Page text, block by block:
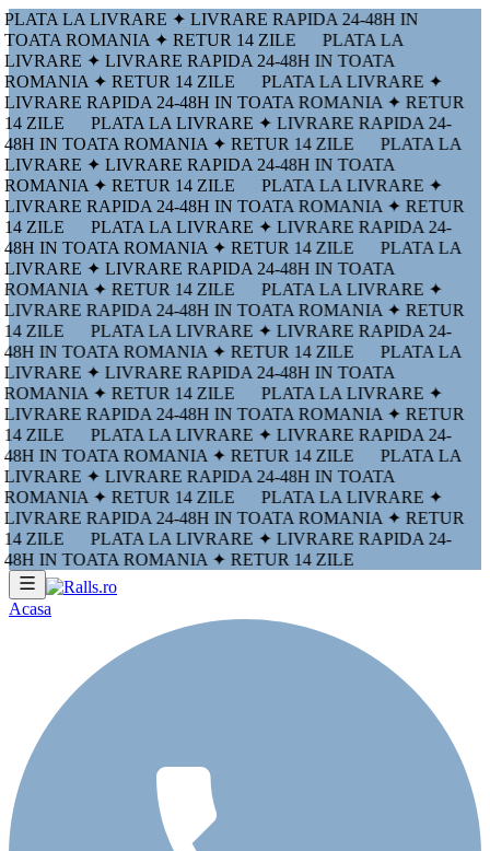
PLATA LA LIVRARE ✦ LIVRARE RAPIDA 24-48H IN
TOATA ROMANIA ✦ RETUR 14 ZILE
PLATA LA
LIVRARE ✦ LIVRARE RAPIDA 24-48H IN TOATA
ROMANIA ✦ RETUR 14 ZILE
PLATA LA LIVRARE ✦
LIVRARE RAPIDA 24-48H IN TOATA ROMANIA ✦ RETUR
14 ZILE
PLATA LA LIVRARE ✦ LIVRARE RAPIDA 24-
48H IN TOATA ROMANIA ✦ RETUR 14 ZILE
PLATA LA
LIVRARE ✦ LIVRARE RAPIDA 24-48H IN TOATA
ROMANIA ✦ RETUR 14 ZILE
PLATA LA LIVRARE ✦
LIVRARE RAPIDA 24-48H IN TOATA ROMANIA ✦ RETUR
14 ZILE
PLATA LA LIVRARE ✦ LIVRARE RAPIDA 24-
48H IN TOATA ROMANIA ✦ RETUR 14 ZILE
PLATA LA
LIVRARE ✦ LIVRARE RAPIDA 24-48H IN TOATA
ROMANIA ✦ RETUR 14 ZILE
PLATA LA LIVRARE ✦
LIVRARE RAPIDA 24-48H IN TOATA ROMANIA ✦ RETUR
14 ZILE
PLATA LA LIVRARE ✦ LIVRARE RAPIDA 24-
48H IN TOATA ROMANIA ✦ RETUR 14 ZILE
PLATA LA
LIVRARE ✦ LIVRARE RAPIDA 24-48H IN TOATA
ROMANIA ✦ RETUR 14 ZILE
PLATA LA LIVRARE ✦
LIVRARE RAPIDA 24-48H IN TOATA ROMANIA ✦ RETUR
14 ZILE
PLATA LA LIVRARE ✦ LIVRARE RAPIDA 24-
48H IN TOATA ROMANIA ✦ RETUR 14 ZILE
PLATA LA
LIVRARE ✦ LIVRARE RAPIDA 24-48H IN TOATA
ROMANIA ✦ RETUR 14 ZILE
PLATA LA LIVRARE ✦
LIVRARE RAPIDA 24-48H IN TOATA ROMANIA ✦ RETUR
14 ZILE
PLATA LA LIVRARE ✦ LIVRARE RAPIDA 24-
48H IN TOATA ROMANIA ✦ RETUR 14 ZILE
Acasa